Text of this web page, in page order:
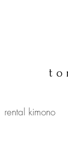
rental kimono